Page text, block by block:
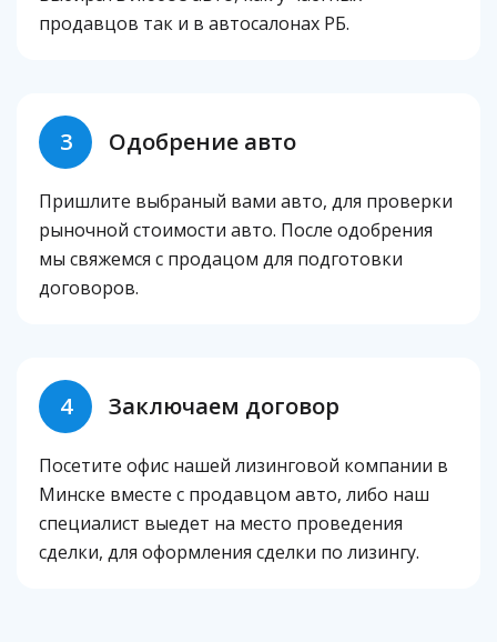
продавцов так и в автосалонах РБ.
3 Одобрение авто
Пришлите выбраный вами авто, для проверки
рыночной стоимости авто. После одобрения
мы свяжемся с продацом для подготовки
договоров.
4 Заключаем договор
Посетите офис нашей лизинговой компании в
Минске вместе с продавцом авто, либо наш
специалист выедет на место проведения
сделки, для оформления сделки по лизингу.